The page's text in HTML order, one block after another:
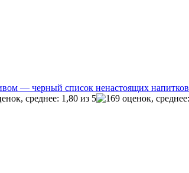
— черный список ненастоящих напитков